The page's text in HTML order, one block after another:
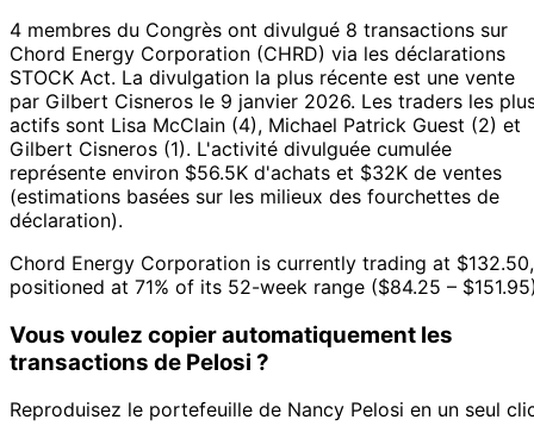
4 membres du Congrès ont divulgué 8 transactions sur
Chord Energy Corporation (CHRD) via les déclarations
STOCK Act. La divulgation la plus récente est une vente
par Gilbert Cisneros le 9 janvier 2026. Les traders les
actifs sont Lisa McClain (4), Michael Patrick Guest (2) et
Gilbert Cisneros (1). L'activité divulguée cumulée
représente environ $56.5K d'achats et $32K de ventes
(estimations basées sur les milieux des fourchettes de
déclaration).
Chord Energy Corporation is currently trading at $132.50,
positioned at 71% of its 52-week range ($84.25 –
Vous voulez copier automatiquement les
transactions de Pelosi ?
Reproduisez le portefeuille de Nancy Pelosi en un seul